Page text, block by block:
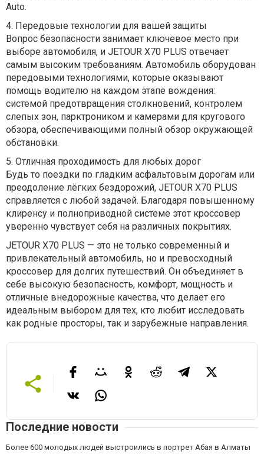
Auto.
4. Передовые технологии для вашей защиты
Вопрос безопасности занимает ключевое место при
выборе автомобиля, и JETOUR X70 PLUS отвечает
самым высоким требованиям. Автомобиль оборудован
передовыми технологиями, которые оказывают
помощь водителю на каждом этапе вождения:
системой предотвращения столкновений, контролем
слепых зон, парктроником и камерами для кругового
обзора, обеспечивающими полный обзор окружающей
обстановки.
5. Отличная проходимость для любых дорог
Будь то поездки по гладким асфальтовым дорогам или
преодоление лёгких бездорожий, JETOUR X70 PLUS
справляется с любой задачей. Благодаря повышенному
клиренсу и полноприводной системе этот кроссовер
уверенно чувствует себя на различных покрытиях.
JETOUR X70 PLUS — это не только современный и
привлекательный автомобиль, но и превосходный
кроссовер для долгих путешествий. Он объединяет в
себе высокую безопасность, комфорт, мощность и
отличные внедорожные качества, что делает его
идеальным выбором для тех, кто любит исследовать
как родные просторы, так и зарубежные направления.
Последние новости
Более 600 молодых людей выстроились в портрет Абая в Алматы